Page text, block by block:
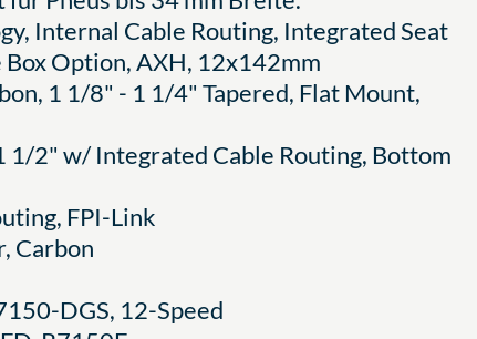
Internal Cable Routing, Integrated Seat
Box Option, AXH, 12x142mm
1 1/8" - 1 1/4" Tapered, Flat Mount,
1/2" w/ Integrated Cable Routing, Bottom
FPI-Link
Carbon
DGS, 12-Speed